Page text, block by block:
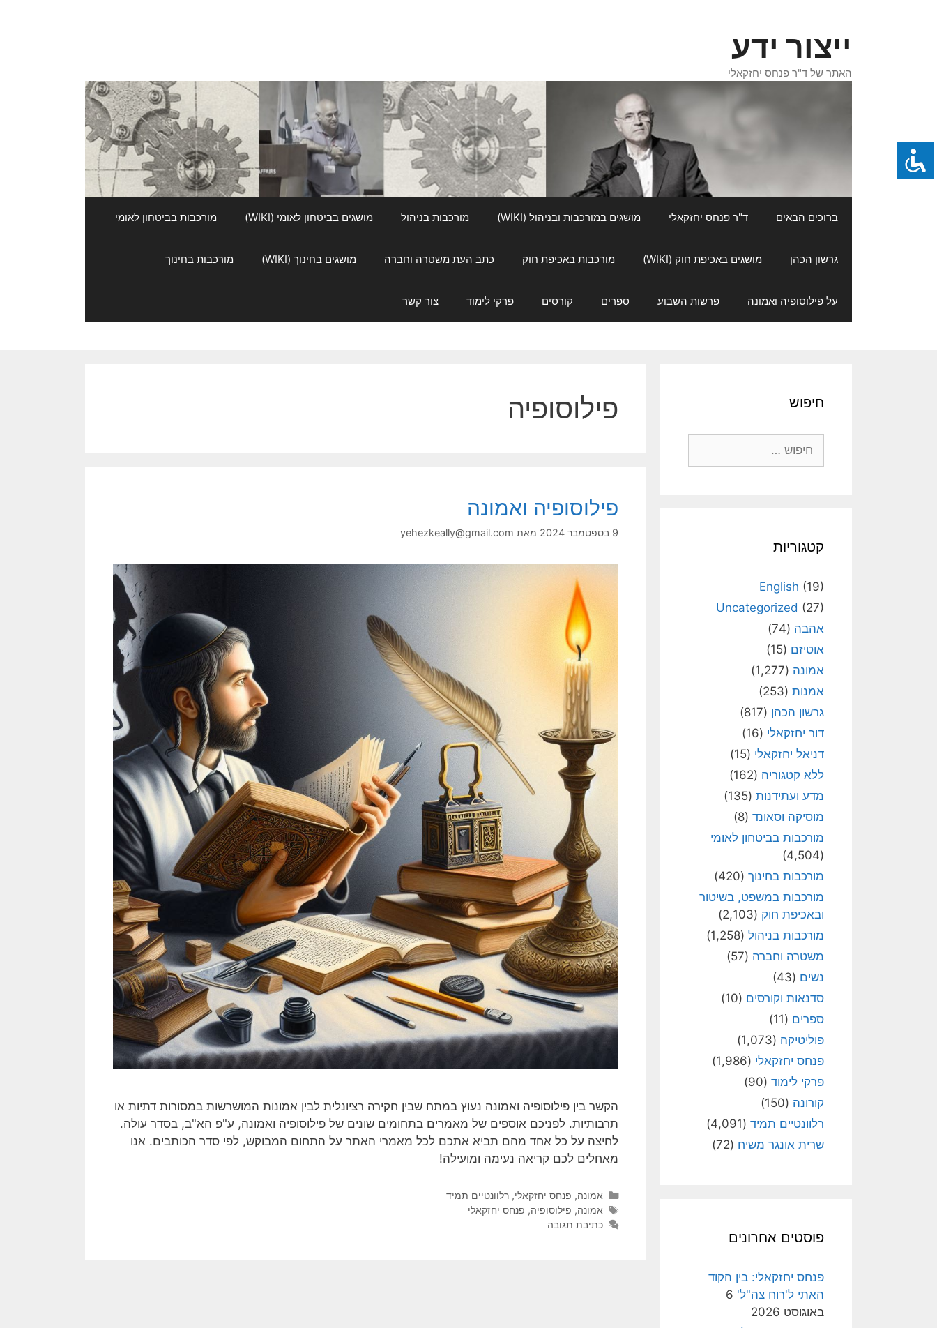
ייצור ידע
האתר של ד"ר פנחס יחזקאלי
ברוכים הבאים ד"ר פנחס יחזקאלי מושגים במורכבות ובניהול (WIKI) מורכבות בניהול מושגים בביטחון לאומי (WIKI) מורכבות בביטחון לאומי
גרשון הכהן מושגים באכיפת חוק (WIKI) מורכבות באכיפת חוק כתב העת משטרה וחברה מושגים בחינוך (WIKI) מורכבות בחינוך
על פילוסופיה ואמונה פרשות השבוע ספרים קורסים פרקי לימוד צור קשר
פילוסופיה
פילוסופיה ואמונה
9 בספטמבר 2024 מאת yehezkeally@gmail.com
הקשר בין פילוסופיה ואמונה נעוץ במתח שבין חקירה רציונלית לבין אמונות המושרשות במסורות דתיות או
תרבותיות. לפניכם אוספים של מאמרים בתחומים שונים של פילוסופיה ואמונה, ע"פ הא"ב, בסדר עולה.
לחיצה על כל אחד מהם תביא אתכם לכל מאמרי האתר על התחום המבוקש, לפי סדר הכותבים. אנו
מאחלים לכם קריאה נעימה ומועילה!
קטגוריות
אמונה, פנחס יחזקאלי, רלוונטיים תמיד
תגיות
אמונה, פילוסופיה, פנחס יחזקאלי
כתיבת תגובה
חיפוש
קטגוריות
English (19)
Uncategorized (27)
אהבה (74)
אוטיזם (15)
אמונה (1,277)
אמנות (253)
גרשון הכהן (817)
דור יחזקאלי (16)
דניאל יחזקאלי (15)
ללא קטגוריה (162)
מדע ועתידנות (135)
מוסיקה וסאונד (8)
מורכבות בביטחון לאומי
(4,504)
מורכבות בחינוך (420)
מורכבות במשפט, בשיטור
ובאכיפת חוק (2,103)
מורכבות בניהול (1,258)
משטרה וחברה (57)
נשים (43)
סדנאות וקורסים (10)
ספרים (11)
פוליטיקה (1,073)
פנחס יחזקאלי (1,986)
פרקי לימוד (90)
קורונה (150)
רלוונטיים תמיד (4,091)
שרית אונגר משיח (72)
פוסטים אחרונים
פנחס יחזקאלי: בין הקוד
האתי ל'רוח צה"ל' 6
באוגוסט 2026